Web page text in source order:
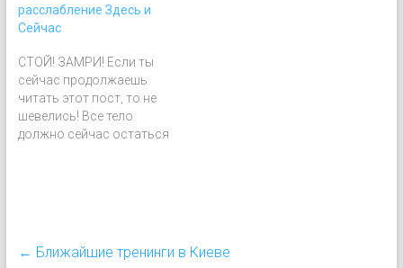
расслабление Здесь и
Сейчас
СТОЙ! ЗАМРИ! Если ты
сейчас продолжаешь
читать этот пост, то не
шевелись! Все тело
должно сейчас остаться
Единственное
← Ближайшие тренинги в Киеве